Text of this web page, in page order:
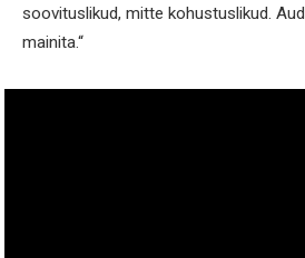
soovituslikud, mitte kohustuslikud.
mainita.“